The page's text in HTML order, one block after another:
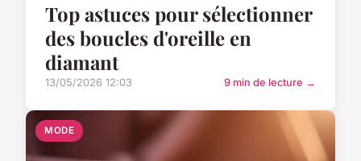
Top astuces pour sélectionner
des boucles d'oreille en
diamant
13/05/2026 12:03 9 min de lecture →
MODE